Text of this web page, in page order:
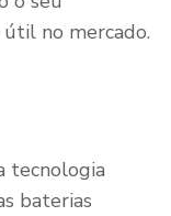
no mercado.
tecnologia
baterias